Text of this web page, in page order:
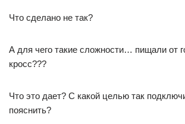
Что сделано не так?
А для чего такие сложности… пищали от
кросс???
Что это дает? С какой целью так
пояснить?